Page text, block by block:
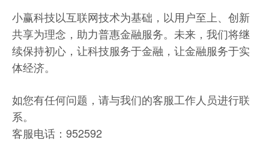
小赢科技以互联网技术为基础，以用户至上、创新
共享为理念，助力普惠金融服务。未来，我们将继
续保持初心，让科技服务于金融，让金融服务于实
体经济。
如您有任何问题，请与我们的客服工作人员进行联
系。
客服电话：952592